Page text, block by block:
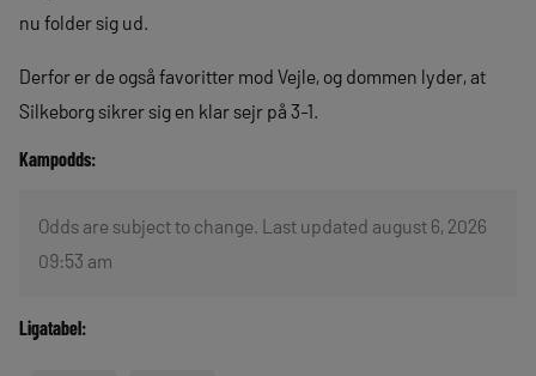
nu folder sig ud.
Derfor er de også favoritter mod Vejle, og dommen lyder, at
Silkeborg sikrer sig en klar sejr på 3-1.
Kampodds:
Odds are subject to change. Last updated august 6, 2026
09:53 am
Ligatabel: